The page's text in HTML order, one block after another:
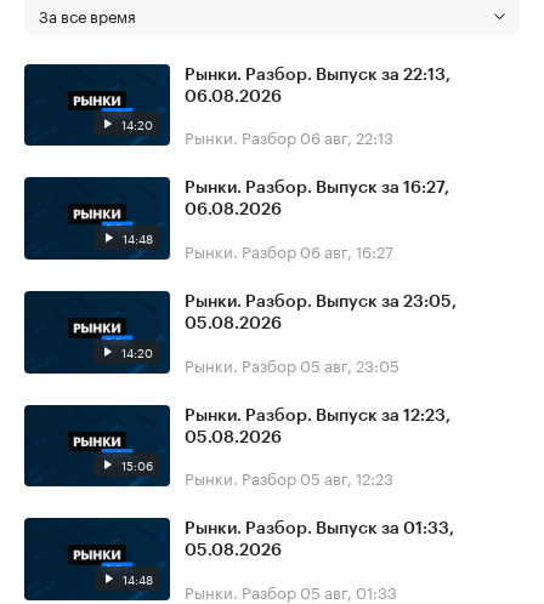
За все время
14:20
Рынки. Разбор. Выпуск за 22:13,
06.08.2026
Рынки. Разбор 06 авг, 22:13
14:48
Рынки. Разбор. Выпуск за 16:27,
06.08.2026
Рынки. Разбор 06 авг, 16:27
14:20
Рынки. Разбор. Выпуск за 23:05,
05.08.2026
Рынки. Разбор 05 авг, 23:05
15:06
Рынки. Разбор. Выпуск за 12:23,
05.08.2026
Рынки. Разбор 05 авг, 12:23
14:48
Рынки. Разбор. Выпуск за 01:33,
05.08.2026
Рынки. Разбор 05 авг, 01:33